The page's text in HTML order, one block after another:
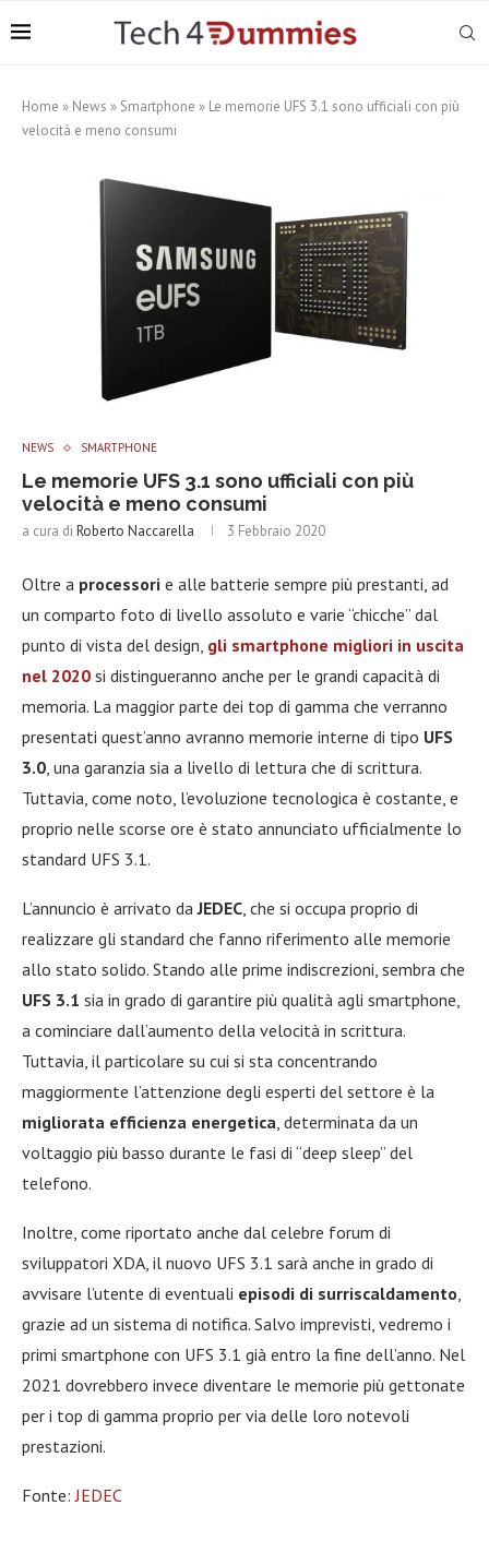
Home » News » Smartphone » Le memorie UFS 3.1 sono ufficiali con più
velocità e meno consumi
NEWS SMARTPHONE
Le memorie UFS 3.1 sono ufficiali con più
velocità e meno consumi
a cura di Roberto Naccarella 3 Febbraio 2020
Oltre a processori e alle batterie sempre più prestanti, ad
un comparto foto di livello assoluto e varie “chicche” dal
punto di vista del design, gli smartphone migliori in uscita
nel 2020 si distingueranno anche per le grandi capacità di
memoria. La maggior parte dei top di gamma che verranno
presentati quest’anno avranno memorie interne di tipo UFS
3.0, una garanzia sia a livello di lettura che di scrittura.
Tuttavia, come noto, l’evoluzione tecnologica è costante, e
proprio nelle scorse ore è stato annunciato ufficialmente lo
standard UFS 3.1.
L’annuncio è arrivato daJEDEC, che si occupa proprio di
realizzare gli standard che fanno riferimento alle memorie
allo stato solido. Stando alle prime indiscrezioni, sembra che
UFS 3.1 sia in grado di garantire più qualità agli smartphone,
a cominciare dall’aumento della velocità in scrittura.
Tuttavia, il particolare su cui si sta concentrando
maggiormente l’attenzione degli esperti del settore è la
migliorata efficienza energetica, determinata da un
voltaggio più basso durante le fasi di “deep sleep” del
telefono.
Inoltre, come riportato anche dal celebre forum di
sviluppatori XDA, il nuovo UFS 3.1 sarà anche in grado di
avvisare l’utente di eventuali episodi di surriscaldamento,
grazie ad un sistema di notifica. Salvo imprevisti, vedremo i
primi smartphone con UFS 3.1 già entro la fine dell’anno. Nel
2021 dovrebbero invece diventare le memorie più gettonate
per i top di gamma proprio per via delle loro notevoli
prestazioni.
Fonte:JEDEC